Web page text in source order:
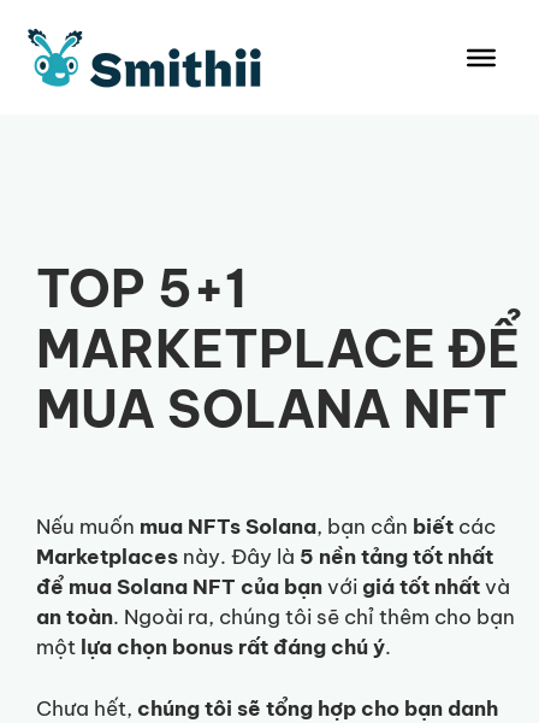
đến
TOP 5+1
MARKETPLACE ĐỂ
MUA SOLANA NFT
Nếu muốn mua NFTs Solana, bạn cần biết các
Marketplaces này. Đây là 5 nền tảng tốt nhất
để mua Solana NFT của bạnvới giá tốt nhấtvà
an toàn. Ngoài ra, chúng tôi sẽ chỉ thêm cho bạn
một lựa chọn bonus rất đáng chú ý.
Chưa hết, chúng tôi sẽ tổng hợp cho bạn danh